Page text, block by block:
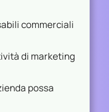
commerciali
di marketing
possa